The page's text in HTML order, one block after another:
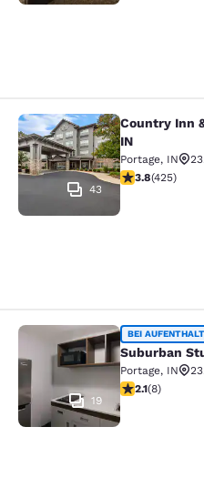
Country Inn &
43
Country Inn
IN
Portage, IN
3.79-Sterne-
3.8(425)
Suburban
19
BEI
Suburban
Portage, IN
2.12-Sterne-
2.1(8)